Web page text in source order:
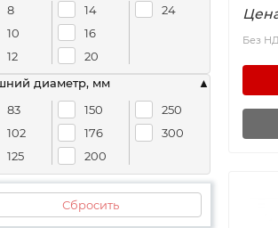
8
10
12
14
16
20
24
диаметр, мм
83
102
125
150
176
200
250
300
Сбросить
Без